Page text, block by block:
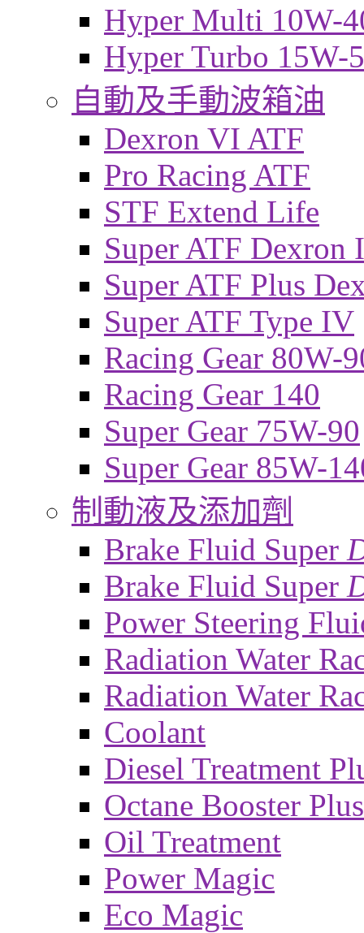
Hyper Multi 10W-
Hyper Turbo 15W-
自動及手動波箱油
Dexron VI ATF
Pro Racing ATF
STF Extend Life
Super ATF Dexron
Super ATF Plus
Super ATF Type IV
Racing Gear 80W-
Racing Gear 140
Super Gear 75W-90
Super Gear 85W-
制動液及添加劑
Brake Fluid Super
Brake Fluid Super
Power Steering
Radiation Water
Radiation Water
Coolant
Diesel Treatment
Octane Booster Plus
Oil Treatment
Power Magic
Eco Magic